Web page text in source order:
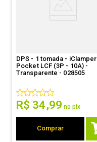
DPS - 1 tomada - iClamper
Pocket LCF (3P - 10A) -
Transparente - 028505
R$ 34,99 no pix
Comprar